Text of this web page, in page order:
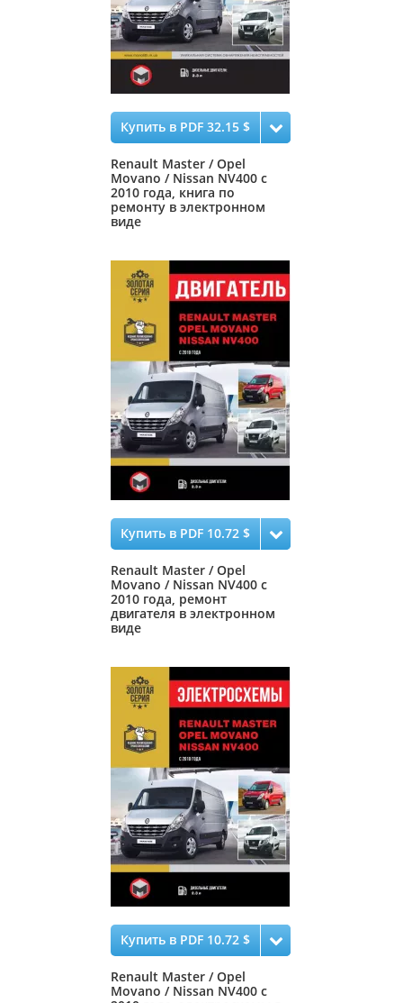
Купить в PDF 32.15 $
Renault Master / Opel
Movano / Nissan NV400 с
2010 года, книга по
ремонту в электронном
виде
Купить в PDF 10.72 $
Renault Master / Opel
Movano / Nissan NV400 с
2010 года, ремонт
двигателя в электронном
виде
Купить в PDF 10.72 $
Renault Master / Opel
Movano / Nissan NV400 с